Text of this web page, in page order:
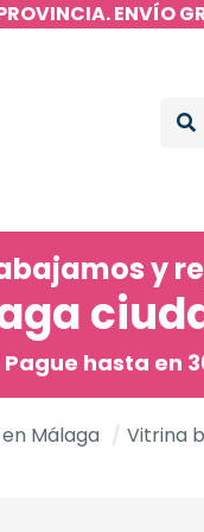
ENVÍO
y
Pague hasta en
Málaga / Vitrina